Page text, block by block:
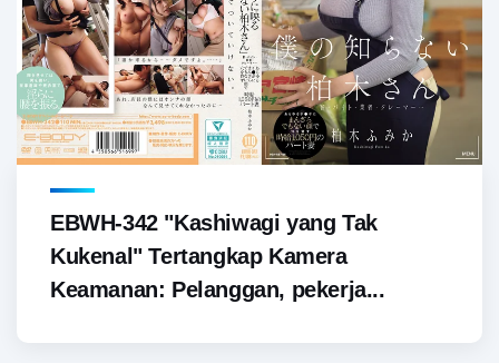
EBWH-342 "Kashiwagi yang Tak
Kukenal" Tertangkap Kamera
Keamanan: Pelanggan, pekerja...